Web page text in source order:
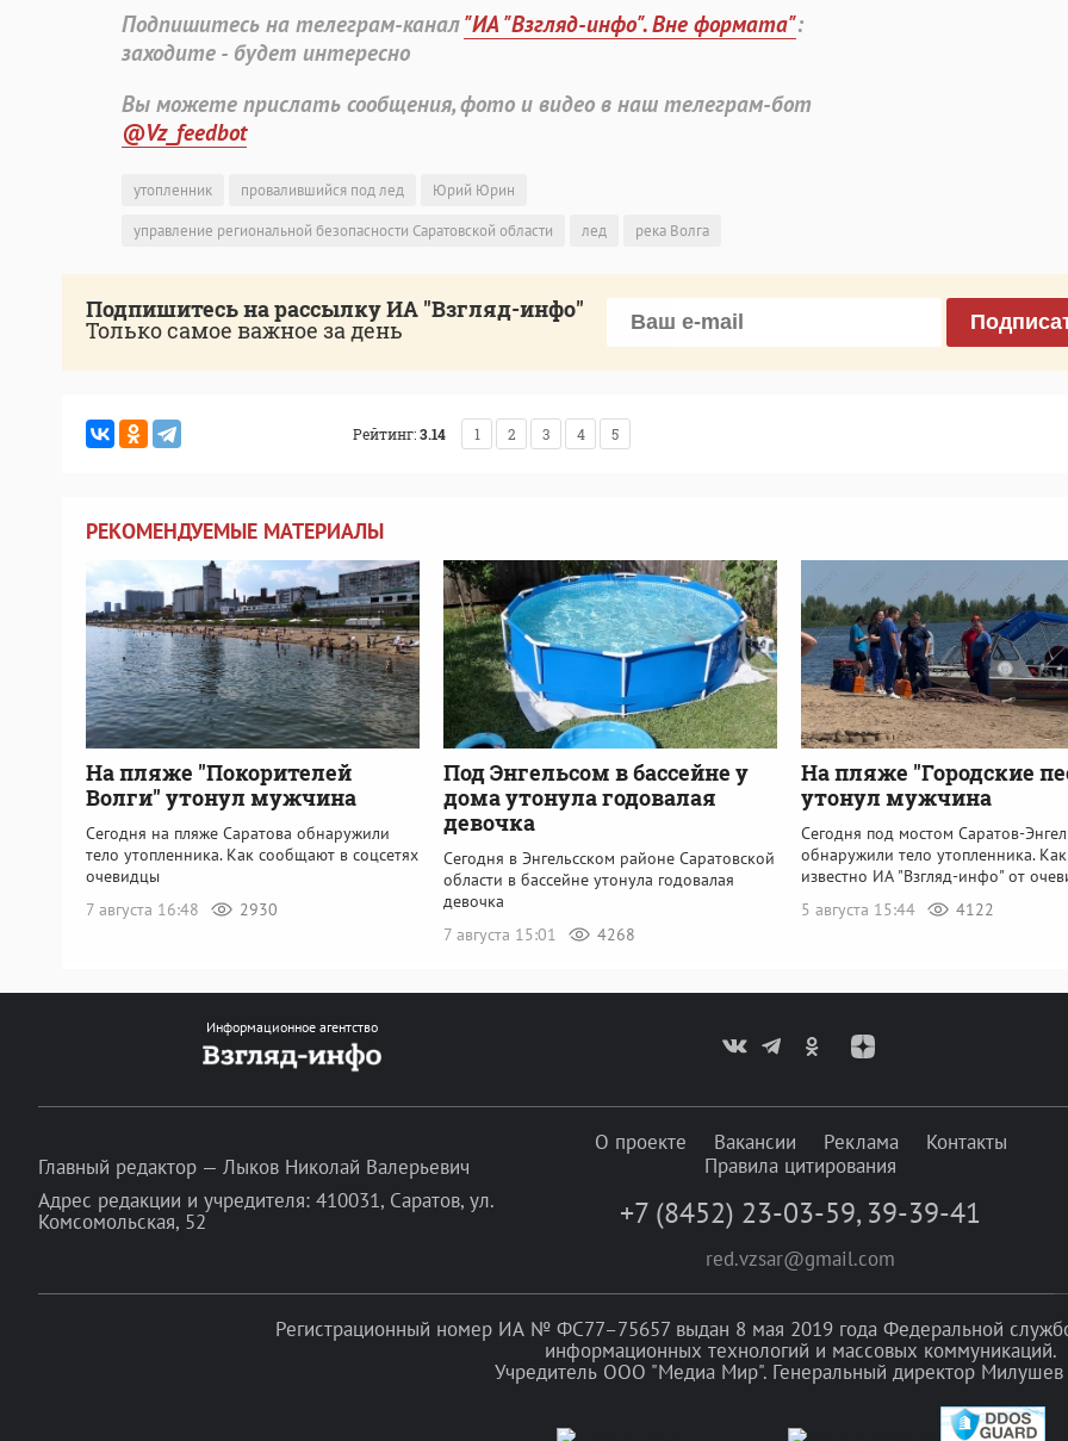
Подпишитесь на телеграм-канал"ИА "Взгляд-инфо". Вне формата":
заходите - будет интересно
Вы можете прислать сообщения, фото и видео в наш телеграм-бот
@Vz_feedbot
утопленник провалившийся под лед
Юрий Юрин
управление региональной безопасности Саратовской области
лед река Волга
Подпишитесь на рассылку ИА "Взгляд-инфо"
Только самое важное за день
Рейтинг:3.14 1 2 3 4 5
РЕКОМЕНДУЕМЫЕ МАТЕРИАЛЫ
На пляже "Покорителей
Волги" утонул мужчина
Сегодня на пляже Саратова обнаружили
тело утопленника. Как сообщают в соцсетях
очевидцы
7 августа 16:48
2930
Под Энгельсом в бассейне у
дома утонула годовалая
девочка
Сегодня в Энгельсском районе Саратовской
области в бассейне утонула годовалая
девочка
7 августа 15:01
4268
На пляже "Городские
утонул мужчина
Сегодня под мостом Саратов-
обнаружили тело утопленника.
известно ИА "Взгляд-инфо" от
5 августа 15:44
4122
Информационное агентство
Главный редактор — Лыков Николай Валерьевич
Адрес редакции и учредителя: 410031, Саратов, ул.
Комсомольская, 52
О проекте Вакансии Реклама
Контакты
Правила цитирования
+7 (8452) 23-03-59, 39-39-41
red.vzsar@gmail.com
Регистрационный номер ИА № ФС77–75657 выдан 8 мая 2019 года Федеральной
информационных технологий и массовых коммуникаций.
Учредитель ООО "Медиа Мир". Генеральный директор